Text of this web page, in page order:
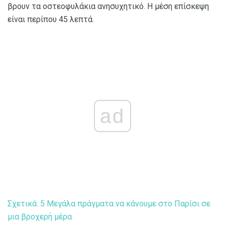
βρουν τα οστεοφυλάκια ανησυχητικό. Η μέση επίσκεψη
είναι περίπου 45 λεπτά.
ad
Σχετικά: 5 Μεγάλα πράγματα να κάνουμε στο Παρίσι σε
μια βροχερή μέρα